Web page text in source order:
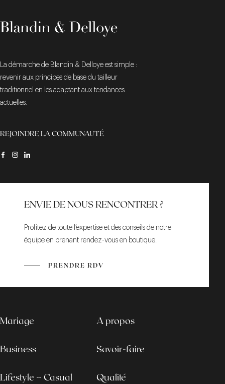
La démarche de Blandin & Delloye est simple :
revenir aux principes de base du tailleur
traditionnel en les adaptant aux tendances
actuelles.
REJOINDRE LA COMMUNAUTÉ
ENVIE DE NOUS RENCONTRER ?
Profitez de toute l’expertise et des conseils de notre
équipe en prenant rendez-vous en boutique.
PRENDRE RDV
Mariage
Business
Lifestyle – Casual
A propos
Savoir-faire
Qualité